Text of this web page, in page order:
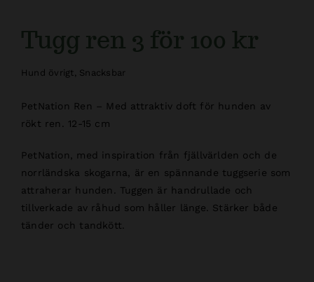
Tugg ren 3 för 100 kr
Hund övrigt, Snacksbar
PetNation Ren – Med attraktiv doft för hunden av
rökt ren. 12-15 cm
PetNation, med inspiration från fjällvärlden och de
norrländska skogarna, är en spännande tuggserie som
attraherar hunden. Tuggen är handrullade och
tillverkade av råhud som håller länge. Stärker både
tänder och tandkött.